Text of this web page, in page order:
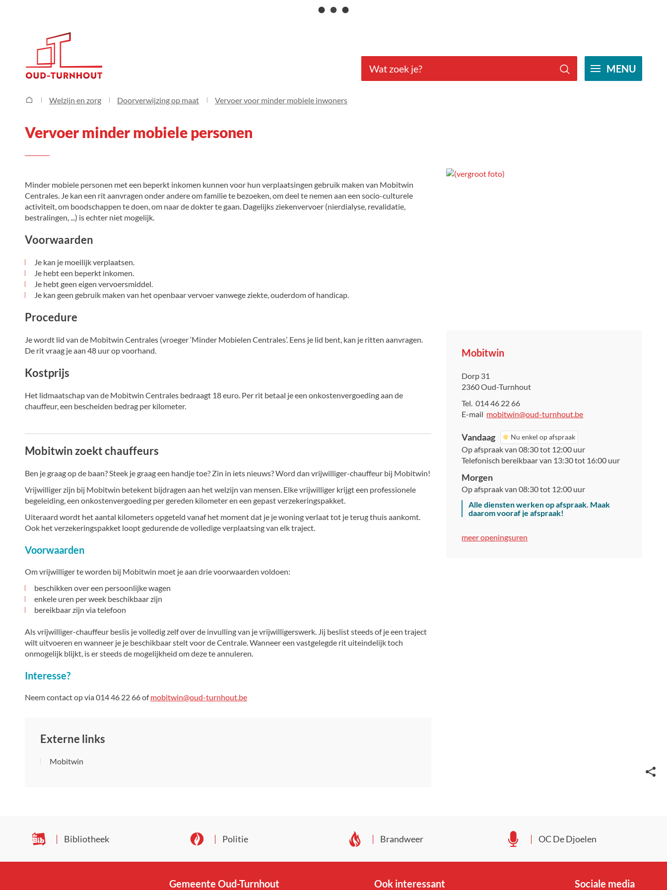
Gemeente
Oud-
Turnhout
zoek
je?
MENU
Welzijn en zorg Doorverwijzing op maat Vervoer voor minder mobiele inwoners
Vervoer minder mobiele personen
Vervoer minder mobiele personen
Minder mobiele personen met een beperkt inkomen kunnen voor hun verplaatsingen gebruik maken van Mobitwin
Centrales. Je kan een rit aanvragen onder andere om familie te bezoeken, om deel te nemen aan een socio-culturele
activiteit, om boodschappen te doen, om naar de dokter te gaan. Dagelijks ziekenvervoer (nierdialyse, revalidatie,
bestralingen, ...) is echter niet mogelijk.
Voorwaarden
Je kan je moeilijk verplaatsen.
Je hebt een beperkt inkomen.
Je hebt geen eigen vervoersmiddel.
Je kan geen gebruik maken van het openbaar vervoer vanwege ziekte, ouderdom of handicap.
Procedure
Je wordt lid van de Mobitwin Centrales (vroeger ‘Minder Mobielen Centrales’. Eens je lid bent, kan je ritten aanvragen.
De rit vraag je aan 48 uur op voorhand.
Kostprijs
Het lidmaatschap van de Mobitwin Centrales bedraagt 18 euro. Per rit betaal je een onkostenvergoeding aan de
chauffeur, een bescheiden bedrag per kilometer.
Mobitwin zoekt chauffeurs
Ben je graag op de baan? Steek je graag een handje toe? Zin in iets nieuws? Word dan vrijwilliger-chauffeur bij Mobitwin!
Vrijwilliger zijn bij Mobitwin betekent bijdragen aan het welzijn van mensen. Elke vrijwilliger krijgt een professionele
begeleiding, een onkostenvergoeding per gereden kilometer en een gepast verzekeringspakket.
Uiteraard wordt het aantal kilometers opgeteld vanaf het moment dat je je woning verlaat tot je terug thuis aankomt.
Ook het verzekeringspakket loopt gedurende de volledige verplaatsing van elk traject.
Voorwaarden
Om vrijwilliger te worden bij Mobitwin moet je aan drie voorwaarden voldoen:
beschikken over een persoonlijke wagen
enkele uren per week beschikbaar zijn
bereikbaar zijn via telefoon
Als vrijwilliger-chauffeur beslis je volledig zelf over de invulling van je vrijwilligerswerk. Jij beslist steeds of je een traject
wilt uitvoeren en wanneer je je beschikbaar stelt voor de Centrale. Wanneer een vastgelegde rit uiteindelijk toch
onmogelijk blijkt, is er steeds de mogelijkheid om deze te annuleren.
Interesse?
Neem contact op via 014 46 22 66 ofmobitwin@oud-turnhout.be
Externe links
Mobitwin
Contact
Mobitwin
Adres
Dorp 31
,2360Oud-Turnhout
Tel. 014 46 22 66
E-
mobitwin@oud-turnhout.be
Vandaag Nu enkel op afspraak
Op afspraak van 08:30tot 12:00 uur
Telefonisch bereikbaar van 13:30tot 16:00 uur
Morgen
Op afspraak van 08:30tot 12:00 uur
Alle diensten werken op afspraak. Maak
daarom vooraf je afspraak!
meer openingsuren
Bibliotheek Politie Brandweer OC De Djoelen
Gemeente Oud-Turnhout Ook interessant Sociale media